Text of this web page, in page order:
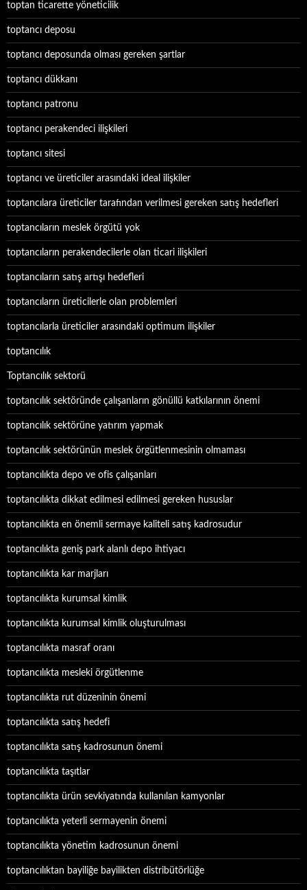
toptan ticarette yöneticilik
toptancı deposu
toptancı deposunda olması gereken şartlar
toptancı dükkanı
toptancı patronu
toptancı perakendeci ilişkileri
toptancı sitesi
toptancı ve üreticiler arasındaki ideal ilişkiler
toptancılara üreticiler tarafından verilmesi gereken satış hedefleri
toptancıların meslek örgütü yok
toptancıların perakendecilerle olan ticari ilişkileri
toptancıların satış artışı hedefleri
toptancıların üreticilerle olan problemleri
toptancılarla üreticiler arasındaki optimum ilişkiler
toptancılık
Toptancılık sektorü
toptancılık sektöründe çalışanların gönüllü katkılarının önemi
toptancılık sektörüne yatırım yapmak
toptancılık sektörünün meslek örgütlenmesinin olmaması
toptancılıkta depo ve ofis çalışanları
toptancılıkta dikkat edilmesi edilmesi gereken hususlar
toptancılıkta en önemli sermaye kaliteli satış kadrosudur
toptancılıkta geniş park alanlı depo ihtiyacı
toptancılıkta kar marjları
toptancılıkta kurumsal kimlik
toptancılıkta kurumsal kimlik oluşturulması
toptancılıkta masraf oranı
toptancılıkta mesleki örgütlenme
toptancılıkta rut düzeninin önemi
toptancılıkta satış hedefi
toptancılıkta satış kadrosunun önemi
toptancılıkta taşıtlar
toptancılıkta ürün sevkiyatında kullanılan kamyonlar
toptancılıkta yeterli sermayenin önemi
toptancılıkta yönetim kadrosunun önemi
toptancılıktan bayiliğe bayilikten distribütörlüğe